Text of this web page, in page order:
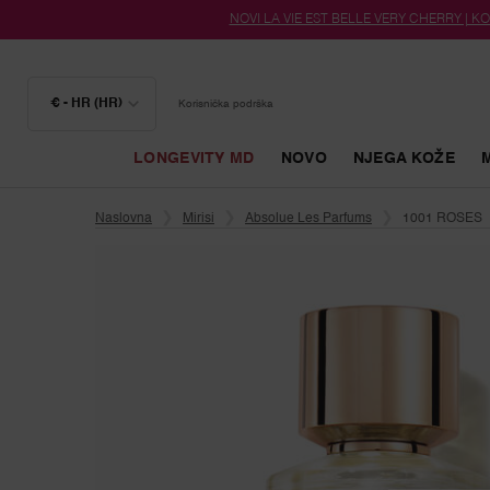
NOVI LA VIE EST BELLE VERY CHERRY |
€ - HR (HR) Korisnička podrška
LONGEVITY MD NOVO NJEGA KOŽE
Naslovna
Mirisi Absolue Les Parfums 1001 ROSES